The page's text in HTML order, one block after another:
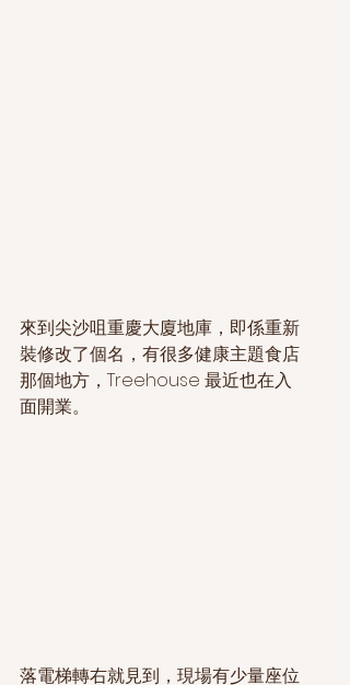
來到尖沙咀重慶大廈地庫，即係重新
裝修改了個名，有很多健康主題食店
那個地方，Treehouse 最近也在入
面開業。
落電梯轉右就見到，現場有少量座位